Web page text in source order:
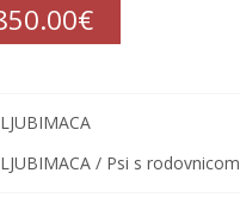
/ Psi s rodovnicom